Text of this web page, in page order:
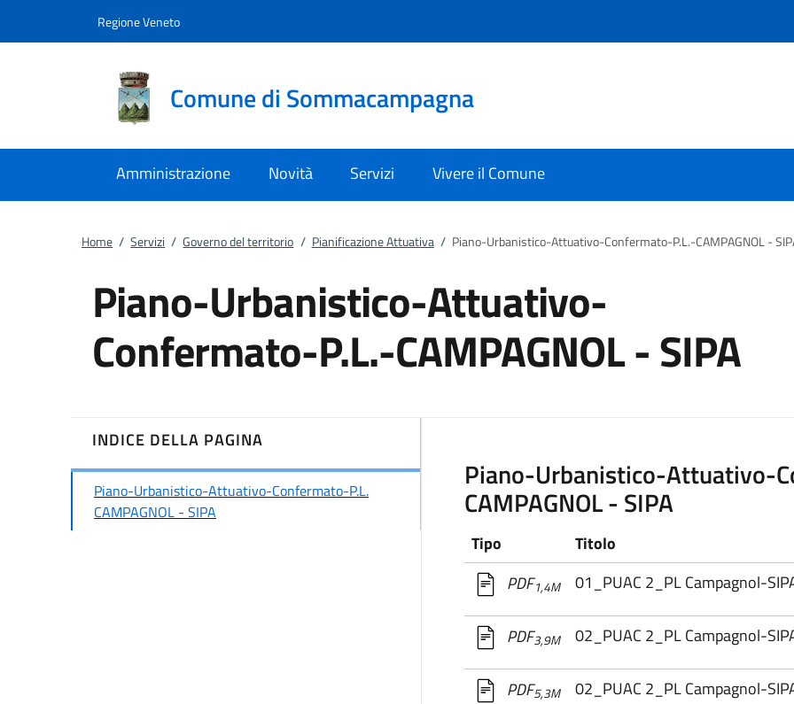
Regione Veneto
Comune di Sommacampagna
Amministrazione Novità Servizi Vivere il Comune
Home / Servizi / Governo del territorio / Pianificazione Attuativa / Piano-Urbanistico-Attuativo-Confermato-P.L.-CAMPAGNOL -
Piano-Urbanistico-Attuativo-
Confermato-P.L.-CAMPAGNOL - SIPA
INDICE DELLA PAGINA
Piano-Urbanistico-Attuativo-Confermato-P.L.
CAMPAGNOL - SIPA
Piano-Urbanistico-Attuativo-
CAMPAGNOL - SIPA
Tipo
Titolo
PDF1,4M 01_PUAC 2_PL Campagnol-
PDF3,9M 02_PUAC 2_PL Campagnol-
PDF5,3M 02_PUAC 2_PL Campagnol-